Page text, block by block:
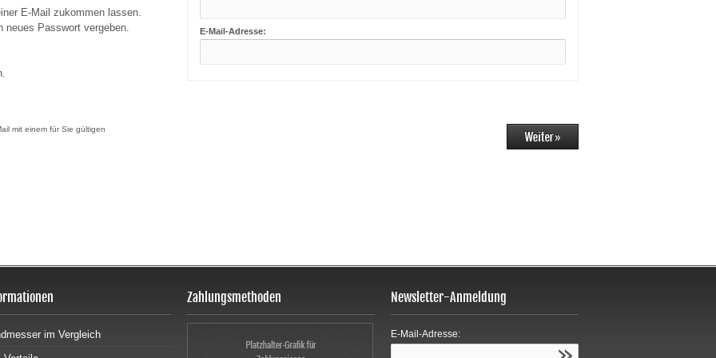
E-Mail zukommen lassen.
neues Passwort vergeben.
E-Mail-Adresse:
mit einem für Sie gültigen
im Vergleich
Zahlungsmethoden Newsletter-Anmeldung
E-Mail-Adresse: